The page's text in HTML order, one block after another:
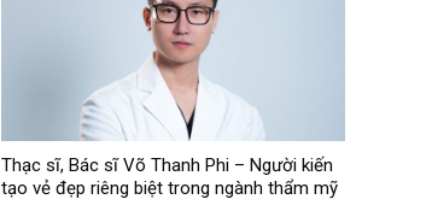
Thạc sĩ, Bác sĩ Võ Thanh Phi – Người kiến
tạo vẻ đẹp riêng biệt trong ngành thẩm mỹ